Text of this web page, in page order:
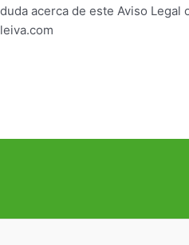
acerca de este Aviso